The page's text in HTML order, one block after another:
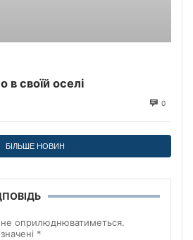
в своїй оселі
0
БІЛЬШЕ НОВИН
оприлюднюватиметься.
*